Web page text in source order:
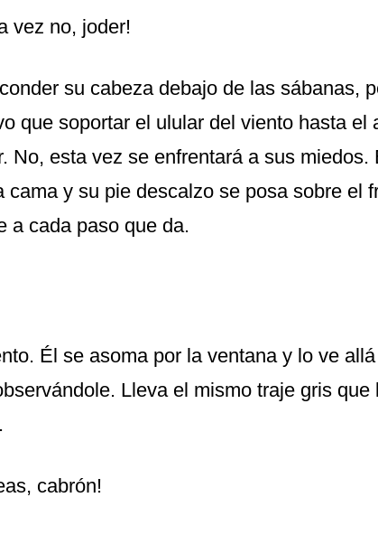
vez no, joder!
su cabeza debajo de las sábanas,
que soportar el ulular del viento hasta el
No, esta vez se enfrentará a sus miedos.
cama y su pie descalzo se posa sobre el
a cada paso que da.
Él se asoma por la ventana y lo ve
Lleva el mismo traje gris que
cabrón!